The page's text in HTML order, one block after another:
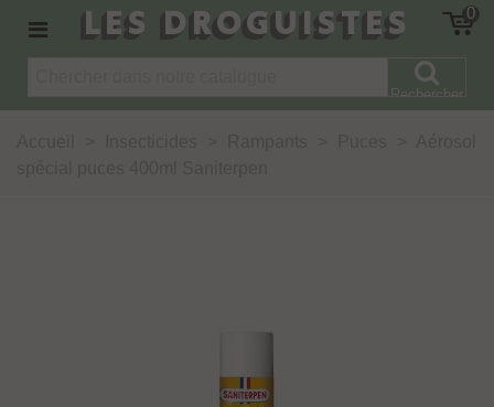
LES DROGUISTES 0
Rechercher